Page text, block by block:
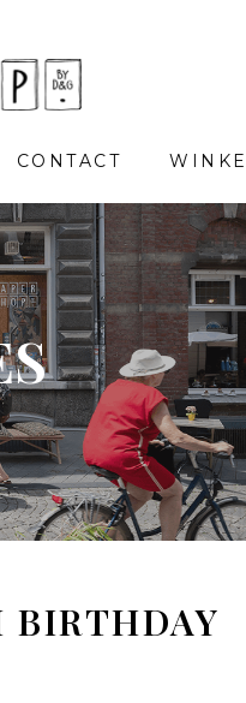
CONTACT
BIRTHDAY